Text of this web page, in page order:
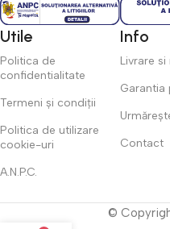
Utile
Politica de
confidentialitate
Termeni și condiții
Politica de utilizare
cookie-uri
A.N.P.C.
Info
Livrare si
Garantia
Contact
©